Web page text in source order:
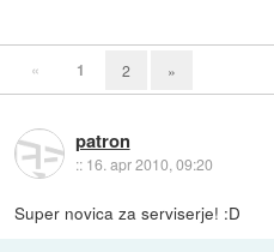
« 1 2 »
patron
:: 16. apr 2010, 09:20
Super novica za serviserje! :D